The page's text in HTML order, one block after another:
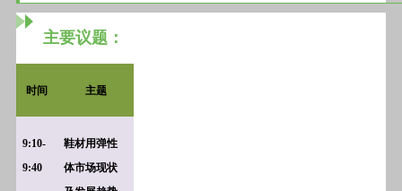
主要议题：
时间 主题
9:10-
9:40
鞋材用弹性
体市场现状